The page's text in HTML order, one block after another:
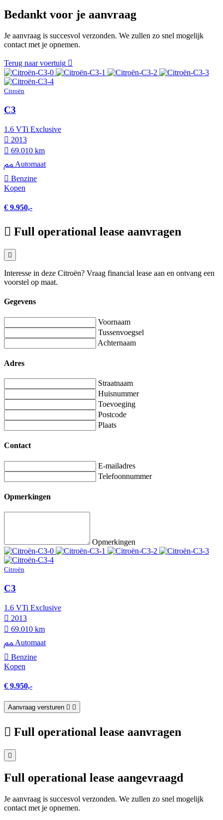
Bedankt voor je aanvraag
Je aanvraag is succesvol verzonden. We zullen zo snel mogelijk
contact met je opnemen.
Terug naar voertuig
Citroën
C3
1.6 VTi Exclusive
2013
69.010 km
Automaat
Benzine
Kopen
€ 9.950,-
Full operational lease aanvragen
Interesse in deze Citroën? Vraag financial lease aan en ontvang een
voorstel op maat.
Gegevens
Voornaam
Tussenvoegsel
Achternaam
Adres
Straatnaam
Huisnummer
Toevoeging
Postcode
Plaats
Contact
E-mailadres
Telefoonnummer
Opmerkingen
Opmerkingen
Citroën
C3
1.6 VTi Exclusive
2013
69.010 km
Automaat
Benzine
Kopen
€ 9.950,-
Aanvraag versturen
Full operational lease aanvragen
Full operational lease aangevraagd
Je aanvraag is succesvol verzonden. We zullen zo snel mogelijk
contact met je opnemen.